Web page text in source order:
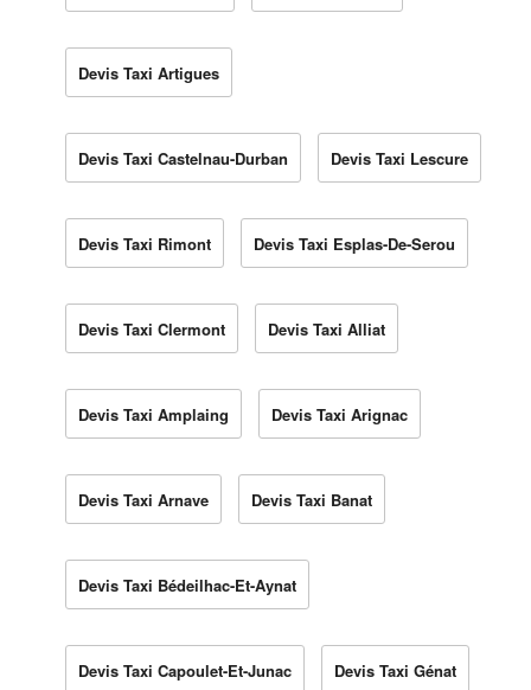
Devis Taxi Artigues
Devis Taxi Castelnau-Durban Devis Taxi Lescure
Devis Taxi Rimont Devis Taxi Esplas-De-Serou
Devis Taxi Clermont Devis Taxi Alliat
Devis Taxi Amplaing Devis Taxi Arignac
Devis Taxi Arnave Devis Taxi Banat
Devis Taxi Bédeilhac-Et-Aynat
Devis Taxi Capoulet-Et-Junac Devis Taxi Génat